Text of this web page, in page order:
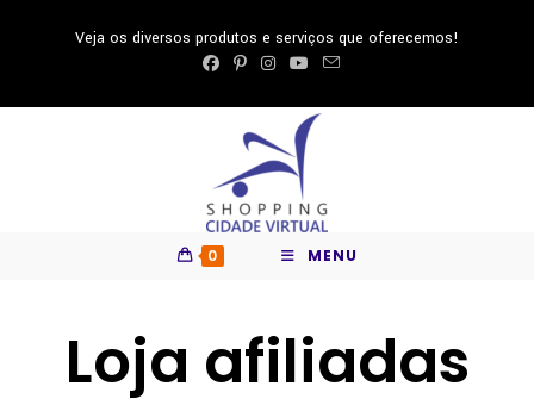
conteúdo
Veja os diversos produtos e serviços que oferecemos!
0 MENU
Loja afiliadas